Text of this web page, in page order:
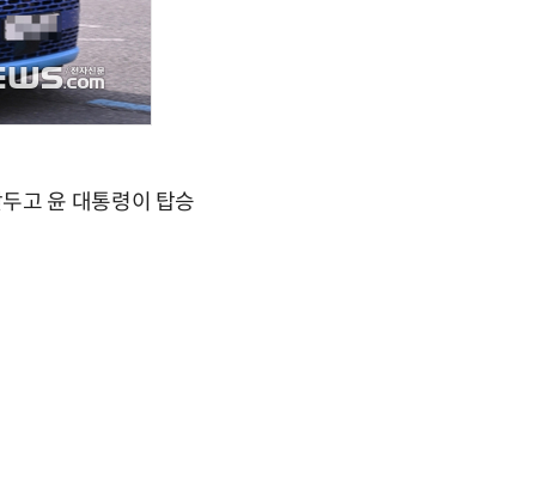
고 윤 대통령이 탑승